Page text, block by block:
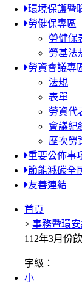
環境保護暨
勞健保專區
勞健保
勞基法
勞資會議專
法規
表單
勞資代
會議紀
歷次勞
重要公佈事
節能減碳全
友善連結
首頁
> 事務暨環安
112年3月份
字級：
小